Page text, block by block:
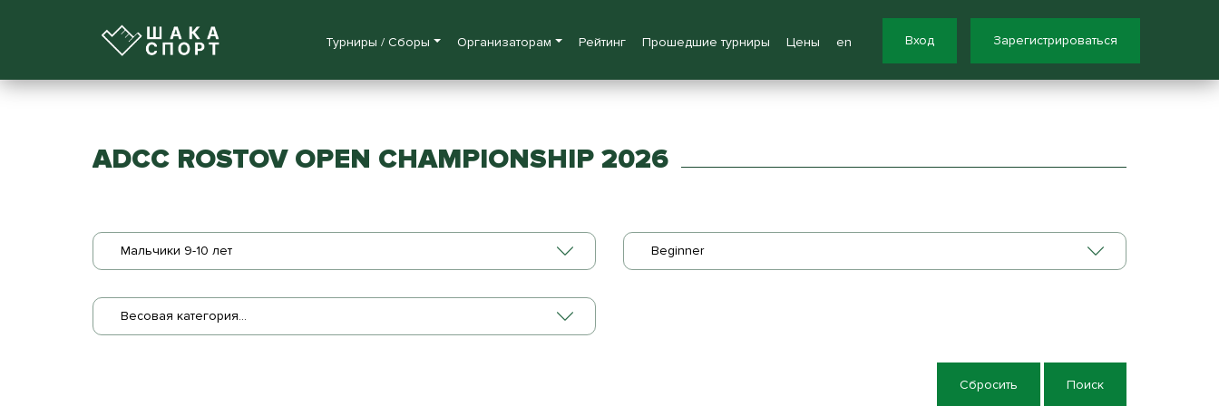
Турниры / Сборы Организаторам Рейтинг Прошедшие турниры Цены en Вход Зарегистрироваться
ADCC ROSTOV OPEN CHAMPIONSHIP 2026
Мальчики 9-10 лет Beginner
Весовая категория...
Сбросить Поиск